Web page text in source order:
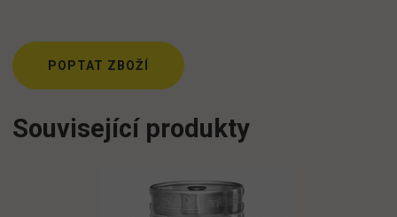
POPTAT ZBOŽÍ
Související produkty